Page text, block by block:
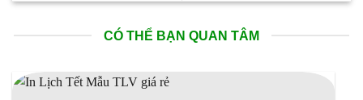
CÓ THỂ BẠN QUAN TÂM